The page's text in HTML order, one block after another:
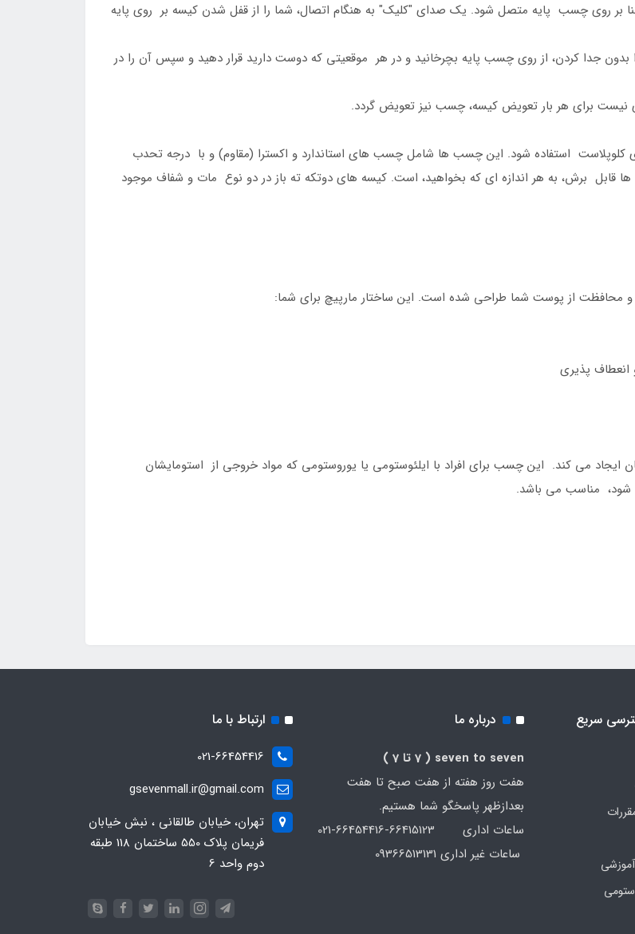
روی چسب پایه متصل شود. یک صدای "کلیک" به هنگام اتصال، شما را از قفل شدن کیسه بر روی پایه
جدا کردن، از روی چسب پایه بچرخانید و در هر موقعیتی که دوست دارید قرار دهید و سپس آن را در
برای هر بار تعویض کیسه، چسب نیز تعویض گردد.
کلوپلاست استفاده شود. این چسب ها شامل چسب های استاندارد و اکسترا (مقاوم) و با درجه تحدب
برش، به هر اندازه ای که بخواهید، است. کیسه های دوتکه ته باز در دو نوع مات و شفاف موجود
و محافظت از پوست شما طراحی شده است. این ساختار مارپیچ برای شما:
پذیری
ایجاد می کند. این چسب برای افراد با ایلئوستومی یا یوروستومی که مواد خروجی از استومایشان
شود، مناسب می باشد.
سریع درباره ما
seven to seven ( 7 تا 7 )
هفت روز هفته از هفت صبح تا هفت
بعدازظهر پاسخگو شما هستیم.
ساعات اداری 66415123-66454416-021
ساعات غیر اداری 09366513131
ارتباط با ما
021-66454416
gsevenmall.ir@gmail.com
تهران، خیابان طالقانی ، نبش خیابان
فریمان پلاک 550 ساختمان 118 طبقه
دوم واحد 6